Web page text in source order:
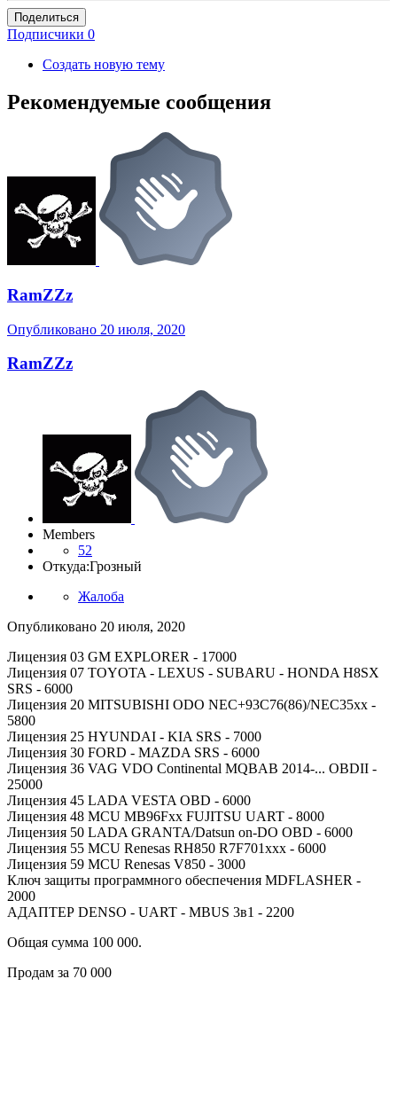
Поделиться
Подписчики 0
Создать новую тему
Рекомендуемые сообщения
RamZZz
Опубликовано 20 июля, 2020
RamZZz
Members
52
Откуда:Грозный
Жалоба
Опубликовано 20 июля, 2020
Лицензия 03 GM EXPLORER - 17000
Лицензия 07 TOYOTA - LEXUS - SUBARU - HONDA H8SX
SRS - 6000
Лицензия 20 MITSUBISHI ODO NEC+93C76(86)/NEC35xx -
5800
Лицензия 25 HYUNDAI - KIA SRS - 7000
Лицензия 30 FORD - MAZDA SRS - 6000
Лицензия 36 VAG VDO Continental MQBAB 2014-... OBDII -
25000
Лицензия 45 LADA VESTA OBD - 6000
Лицензия 48 MCU MB96Fxx FUJITSU UART - 8000
Лицензия 50 LADA GRANTA/Datsun on-DO OBD - 6000
Лицензия 55 MCU Renesas RH850 R7F701xxx - 6000
Лицензия 59 MCU Renesas V850 - 3000
Ключ защиты программного обеспечения MDFLASHER -
2000
АДАПТЕР DENSO - UART - MBUS 3в1 - 2200
Общая сумма 100 000.
Продам за 70 000